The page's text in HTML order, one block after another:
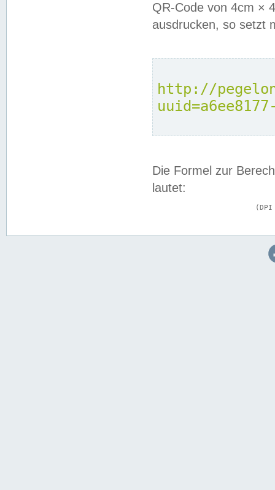
QR-Code von 4cm ×
ausdrucken, so setzt
http://
Die Formel zur
lautet: